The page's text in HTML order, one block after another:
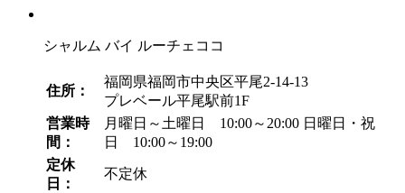
シャルム バイ ルーチェココ
住所：
福岡県福岡市中央区平尾2-14-13
プレベール平尾駅前1F
営業時
間：
月曜日～土曜日 10:00～20:00 日曜日・祝
日 10:00～19:00
定休
日：
不定休